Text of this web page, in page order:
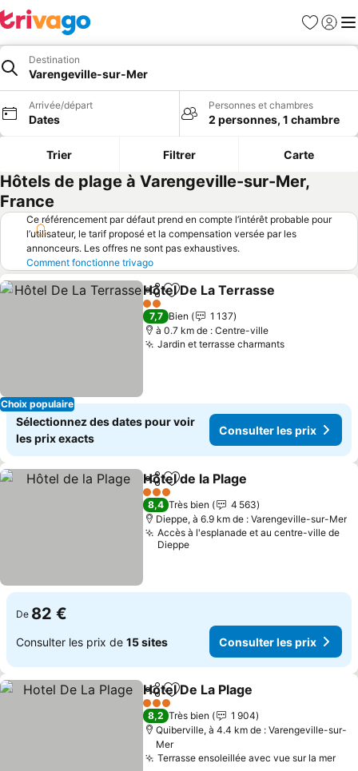
Favoris
Se
Destination
Varengeville-sur-Mer
Arrivée/départ
Dates
Personnes et chambres
2 personnes, 1 chambre
Trier Filtrer Carte
Hôtels de plage à Varengeville-sur-Mer,
France
Ce référencement par défaut prend en compte l’intérêt probable pour
l’utilisateur, le tarif proposé et la compensation versée par les
annonceurs. Les offres ne sont pas exhaustives.
Comment fonctionne trivago
Choix populaire
PartagerAjouter à mes favoris
Hôtel De La Terrasse
2 Étoiles
7,7 Bien
1 137
à 0.7 km de : Centre-ville
Jardin et terrasse charmants
Sélectionnez des dates pour voir
les prix exacts
Consulter les prix
PartagerAjouter à mes favoris
Hôtel de la Plage
3 Étoiles
8,4 Très bien
4 563
Dieppe, à 6.9 km de : Varengeville-sur-Mer
Accès à l'esplanade et au centre-ville de
Dieppe
De 82 €
Consulter les prix de 15 sites Consulter les prix
PartagerAjouter à mes favoris
Hotel De La Plage
3 Étoiles
8,2 Très bien
1 904
Quiberville, à 4.4 km de : Varengeville-sur-
Mer
Terrasse ensoleillée avec vue sur la mer